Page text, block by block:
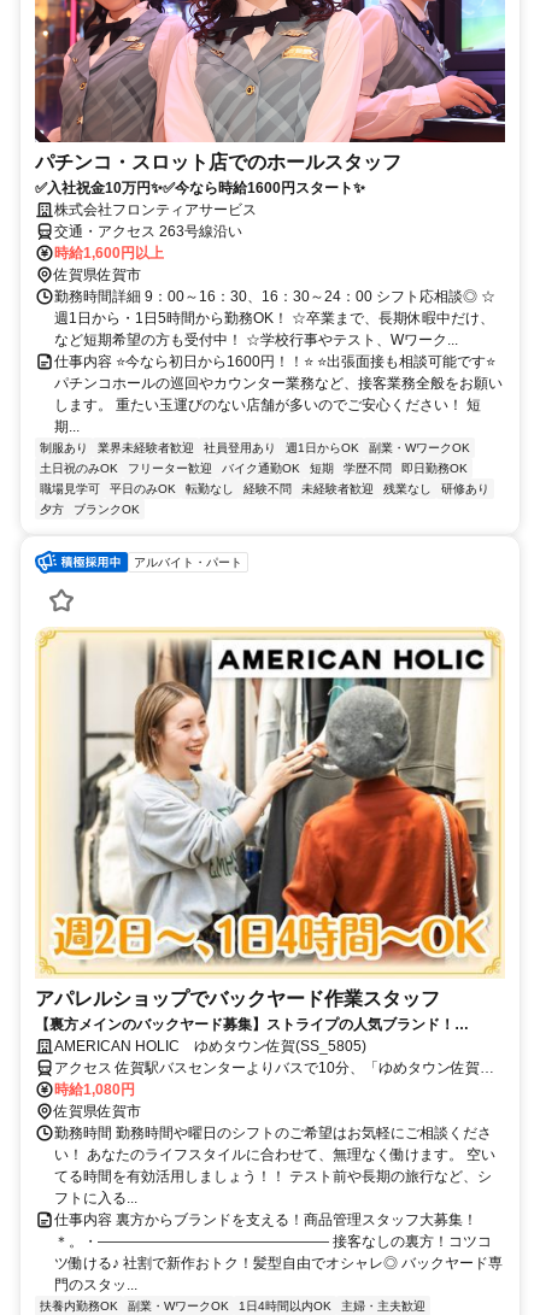
パチンコ・スロット店でのホールスタッフ
✅入社祝金10万円✨✅今なら時給1600円スタート✨
株式会社フロンティアサービス
交通・アクセス 263号線沿い
時給1,600円以上
佐賀県佐賀市
勤務時間詳細 9：00～16：30、16：30～24：00 シフト応相談◎ ☆
週1日から・1日5時間から勤務OK！ ☆卒業まで、長期休暇中だけ、
など短期希望の方も受付中！ ☆学校行事やテスト、Wワーク...
仕事内容 ⭐今なら初日から1600円！！⭐ ⭐出張面接も相談可能です⭐
パチンコホールの巡回やカウンター業務など、接客業務全般をお願い
します。 重たい玉運びのない店舗が多いのでご安心ください！ 短
期...
制服あり 業界未経験者歓迎 社員登用あり 週1日からOK
副業・WワークOK
土日祝のみOK
フリーター歓迎 バイク通勤OK 短期 学歴不問
即日勤務OK
職場見学可
平日のみOK 転勤なし 経験不問 未経験者歓迎 残業なし
研修あり
夕方
ブランクOK
アルバイト・パート
アパレルショップでバックヤード作業スタッフ
【裏方メインのバックヤード募集】ストライプの人気ブランド！
AMERICAN HOLIC／アメリカンホリック♪
AMERICAN HOLIC ゆめタウン佐賀(SS_5805)
アクセス 佐賀駅バスセンターよりバスで10分、「ゆめタウン佐賀」
バス停よりスグ
時給1,080円
佐賀県佐賀市
勤務時間 勤務時間や曜日のシフトのご希望はお気軽にご相談くださ
い！ あなたのライフスタイルに合わせて、無理なく働けます。 空い
てる時間を有効活用しましょう！！ テスト前や長期の旅行など、シ
フトに入る...
仕事内容 裏方からブランドを支える！商品管理スタッフ大募集！
＊。・―――――――――――――――― 接客なしの裏方！コツコ
ツ働ける♪ 社割で新作おトク！髪型自由でオシャレ◎ バックヤード専
門のスタッ...
扶養内勤務OK 副業・WワークOK 1日4時間以内OK
主婦・主夫歓迎